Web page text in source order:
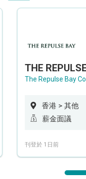
The Repulse Bay
香港 > 其他
薪金面議
刊登於 1日前